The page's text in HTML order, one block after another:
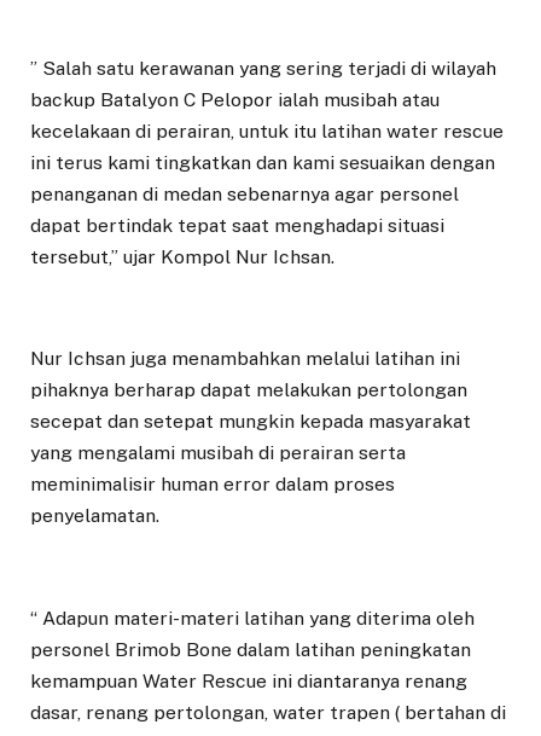
” Salah satu kerawanan yang sering terjadi di wilayah
backup Batalyon C Pelopor ialah musibah atau
kecelakaan di perairan, untuk itu latihan water rescue
ini terus kami tingkatkan dan kami sesuaikan dengan
penanganan di medan sebenarnya agar personel
dapat bertindak tepat saat menghadapi situasi
tersebut,” ujar Kompol Nur Ichsan.
Nur Ichsan juga menambahkan melalui latihan ini
pihaknya berharap dapat melakukan pertolongan
secepat dan setepat mungkin kepada masyarakat
yang mengalami musibah di perairan serta
meminimalisir human error dalam proses
penyelamatan.
“ Adapun materi-materi latihan yang diterima oleh
personel Brimob Bone dalam latihan peningkatan
kemampuan Water Rescue ini diantaranya renang
dasar, renang pertolongan, water trapen ( bertahan di